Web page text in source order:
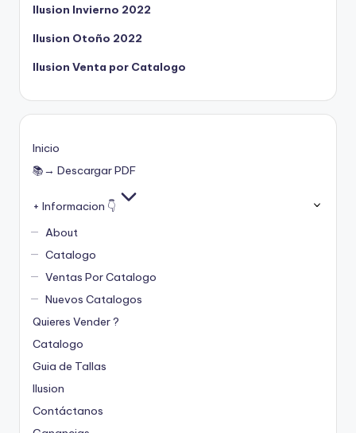
Ilusion Invierno 2022
Ilusion Otoño 2022
Ilusion Venta por Catalogo
Inicio
📚→ Descargar PDF
+ Informacion 👇
About
Catalogo
Ventas Por Catalogo
Nuevos Catalogos
Quieres Vender ?
Catalogo
Guia de Tallas
Ilusion
Contáctanos